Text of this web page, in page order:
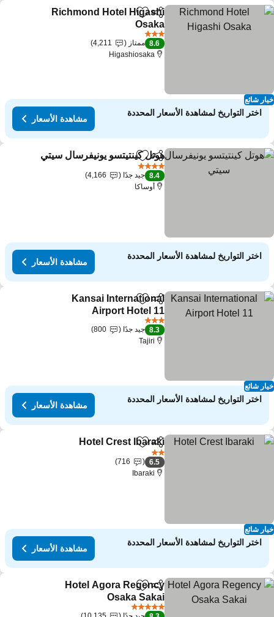
شائع
مشاركةAdd to favorites
Richmond Hotel Higashi
Osaka
مشاهدة الأسعار
8.6 ممتاز
4,211
Higashiosaka
اختر التواريخ لمشاهدة الأسعار المحددة
مشاهدة الأسعار
مشاركةAdd to favorites
هوتل كينتيتسو يونيفرسال سيتي
8.4 جيد جدًا
4,166
أوساكا
اختر التواريخ لمشاهدة الأسعار المحددة
مشاهدة الأسعار
شائع
مشاركةAdd to favorites
Kansai International
Airport Hotel 11
مشاهدة الأسعار
8.3 جيد جدًا
800
Tajiri
اختر التواريخ لمشاهدة الأسعار المحددة
مشاهدة الأسعار
شائع
مشاركةAdd to favorites
Hotel Crest Ibaraki
6.5
716
Ibaraki
اختر التواريخ لمشاهدة الأسعار المحددة
مشاهدة الأسعار
مشاركةAdd to favorites
Hotel Agora Regency
Osaka Sakai
مشاهدة الأسعار